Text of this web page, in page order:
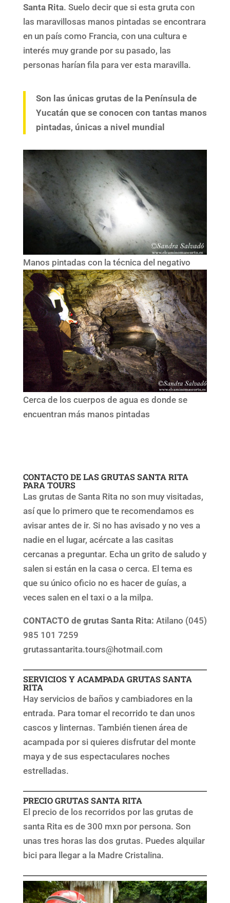
Santa Rita. Suelo decir que si esta gruta con
las maravillosas manos pintadas se encontrara
en un país como Francia, con una cultura e
interés muy grande por su pasado, las
personas harían fila para ver esta maravilla.
Son las únicas grutas de la Península de
Yucatán que se conocen con tantas manos
pintadas, únicas a nivel mundial
Manos pintadas con la técnica del negativo
Cerca de los cuerpos de agua es donde se
encuentran más manos pintadas
CONTACTO DE LAS GRUTAS SANTA RITA
PARA TOURS
Las grutas de Santa Rita no son muy visitadas,
así que lo primero que te recomendamos es
avisar antes de ir. Si no has avisado y no ves a
nadie en el lugar, acércate a las casitas
cercanas a preguntar. Echa un grito de saludo y
salen si están en la casa o cerca. El tema es
que su único oficio no es hacer de guías, a
veces salen en el taxi o a la milpa.
CONTACTO de grutas Santa Rita: Atilano (045)
985 101 7259
grutassantarita.tours@hotmail.com
SERVICIOS Y ACAMPADA GRUTAS SANTA
RITA
Hay servicios de baños y cambiadores en la
entrada. Para tomar el recorrido te dan unos
cascos y linternas. También tienen área de
acampada por si quieres disfrutar del monte
maya y de sus espectaculares noches
estrelladas.
PRECIO GRUTAS SANTA RITA
El precio de los recorridos por las grutas de
santa Rita es de 300 mxn por persona. Son
unas tres horas las dos grutas. Puedes alquilar
bici para llegar a la Madre Cristalina.